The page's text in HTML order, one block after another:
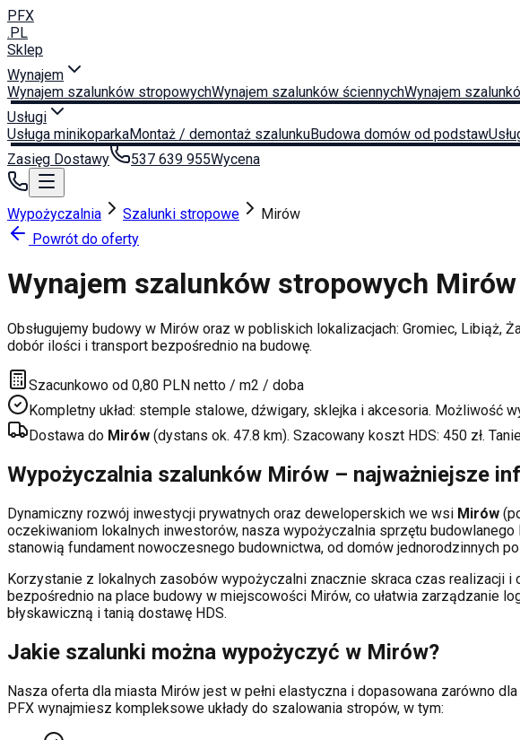
PFX
.PL
Sklep
Wynajem
Wynajem szalunków stropowychWynajem szalunków ściennychWynajem
Usługi
Usługa minikoparkaMontaż / demontaż szalunkuBudowa domów od podstaw
Zasięg Dostawy
537 639 955Wycena
Wypożyczalnia Szalunki stropowe
Mirów
Powrót do oferty
Wynajem szalunków stropowych Mirów
Obsługujemy budowy w Mirów oraz w pobliskich lokalizacjach: Gromiec, Libiąż,
dobór ilości i transport bezpośrednio na budowę.
Szacunkowo od 0,80 PLN netto / m2 / doba
Kompletny układ: stemple stalowe, dźwigary, sklejka i akcesoria. Możliwość
Dostawa do Mirów (dystans ok. 47.8 km). Szacowany koszt HDS: 450 zł.
Wypożyczalnia szalunków Mirów – najważniejsze
Dynamiczny rozwój inwestycji prywatnych oraz deweloperskich we wsi Mirów
oczekiwaniom lokalnych inwestorów, nasza wypożyczalnia sprzętu
stanowią fundament nowoczesnego budownictwa, od domów jednorodzinnych
Korzystanie z lokalnych zasobów wypożyczalni znacznie skraca czas realizacji
bezpośrednio na place budowy w miejscowości Mirów, co ułatwia zarządzanie
błyskawiczną i tanią dostawę HDS.
Jakie szalunki można wypożyczyć w Mirów?
Nasza oferta dla miasta Mirów jest w pełni elastyczna i dopasowana zarówno
PFX wynajmiesz kompleksowe układy do szalowania stropów, w tym: